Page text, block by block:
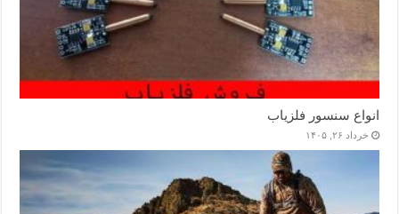
انواع سنسور فلزیاب
خرداد ۲۶, ۱۴۰۵